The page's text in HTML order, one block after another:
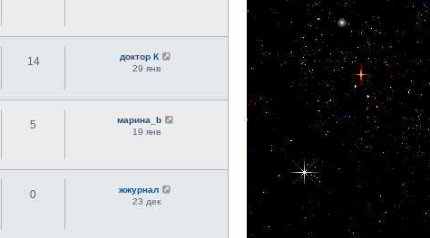
14
доктор К
29 янв
5
марина_b
19 янв
0
жжурнал
23 дек